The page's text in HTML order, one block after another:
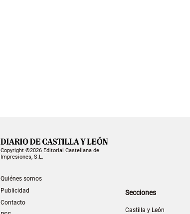
Copyright ©2026 Editorial Castellana de
Impresiones, S.L.
Quiénes somos
Publicidad
Contacto
Secciones
Castilla y León